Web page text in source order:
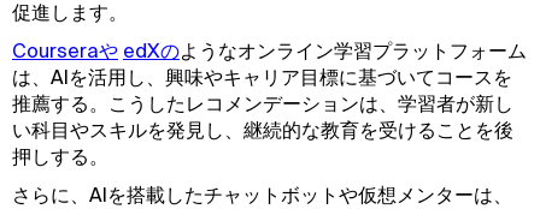
促進します。
Courseraや edXのようなオンライン学習プラットフォーム
は、AIを活用し、興味やキャリア目標に基づいてコースを
推薦する。こうしたレコメンデーションは、学習者が新し
い科目やスキルを発見し、継続的な教育を受けることを後
押しする。
さらに、AIを搭載したチャットボットや仮想メンターは、